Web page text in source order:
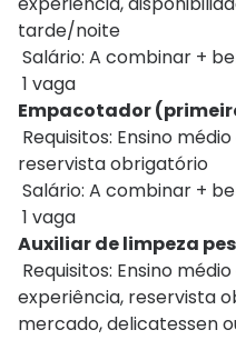
tarde/noite
Salário: A combinar +
1 vaga
Empacotador
Requisitos: Ensino
reservista obrigatório
Salário: A combinar +
1 vaga
Auxiliar de limpeza
Requisitos: Ensino
experiência, reservista
mercado, delicatessen